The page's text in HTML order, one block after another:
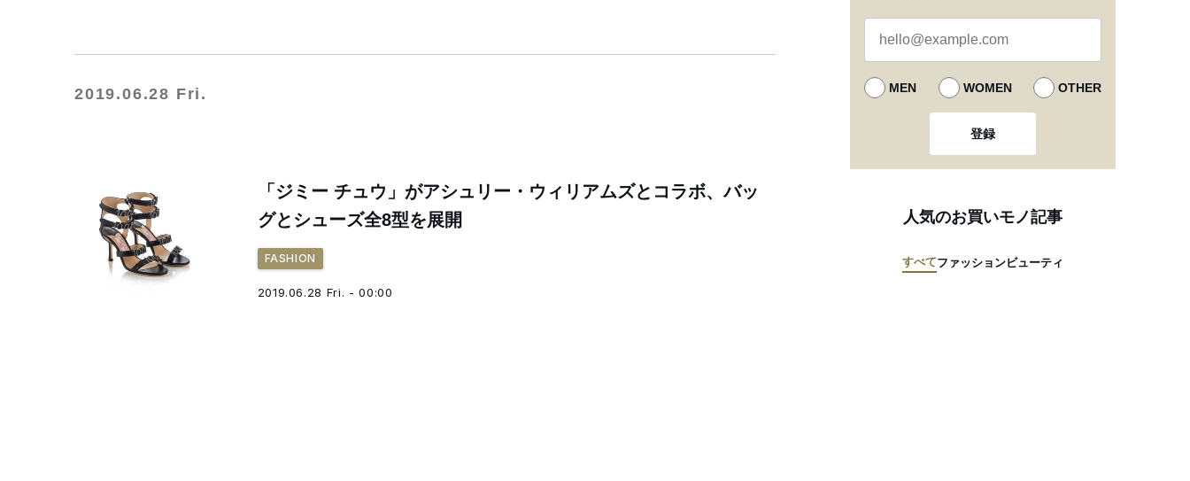
2019.06.28 Fri.
「ジミー チュウ」がアシュリー・ウィリアムズとコラボ、バッ
グとシューズ全8型を展開
FASHION
2019.06.28 Fri. - 00:00
MEN WOMEN OTHER
登録
人気のお買いモノ記事
すべてファッションビューティ